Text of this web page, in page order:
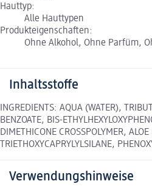
Hauttyp:
Alle Hauttypen
Produkteigenschaften:
Ohne Alkohol, Ohne Parfüm,
Inhaltsstoffe
INGREDIENTS: AQUA (WATER),
BENZOATE, BIS-
DIMETHICONE CROSSPOLYMER,
TRIETHOXYCAPRYLYLSILANE,
Verwendungshinweise